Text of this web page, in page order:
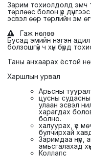
Зарим тохиолдолд эмч
төрлөөс болон үр
эсвэл өөр төрлийн эм
Гаж нөлөө
Бусад эмийн нэгэн адил
болзошгүй ч хүн бүрд
Таны анхаарах ёстой
Харшлын урвал
Арьсны
цусны судасны
улаан эсвэл
харагдах
болно.
халуурах, үе
булчирхай
Заримдаа нүүр,
амьсгалахад
Коллапс